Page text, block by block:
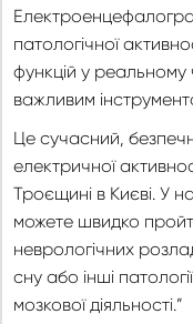
патологічної
функцій у
важливим
Це сучасний,
електричної
Троєщині в Києві. У
можете швидко
неврологічних
сну або інші
мозкової діяльності.”